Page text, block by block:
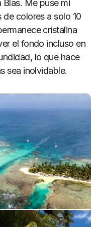
Blas. Me puse mi
colores a solo 10
cristalina
el fondo incluso en
lo que hace
sea inolvidable.